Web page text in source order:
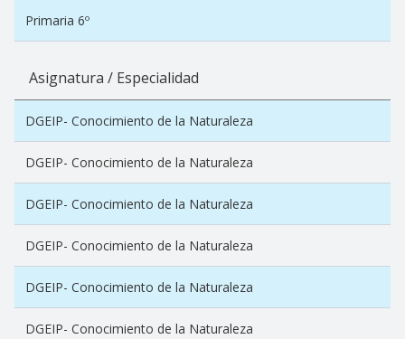
Primaria 6º
Asignatura / Especialidad
DGEIP- Conocimiento de la Naturaleza
DGEIP- Conocimiento de la Naturaleza
DGEIP- Conocimiento de la Naturaleza
DGEIP- Conocimiento de la Naturaleza
DGEIP- Conocimiento de la Naturaleza
DGEIP- Conocimiento de la Naturaleza